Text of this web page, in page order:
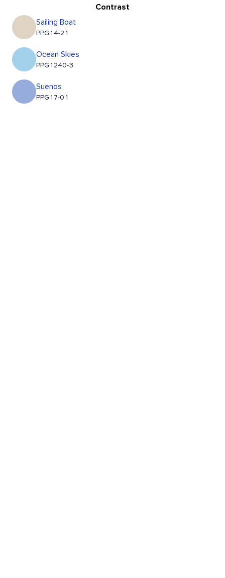
Contrast
Sailing Boat
PPG14-21
Ocean Skies
PPG1240-3
Suenos
PPG17-01